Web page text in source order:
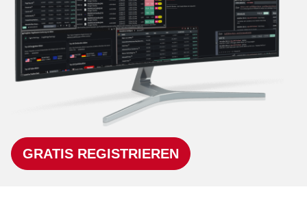
GRATIS REGISTRIEREN